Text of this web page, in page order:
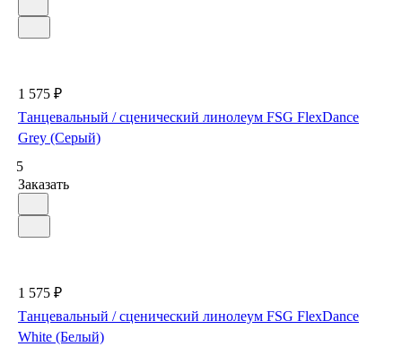
1 575 ₽
Танцевальный / сценический линолеум FSG FlexDance
Grey (Серый)
5
Заказать
1 575 ₽
Танцевальный / сценический линолеум FSG FlexDance
White (Белый)